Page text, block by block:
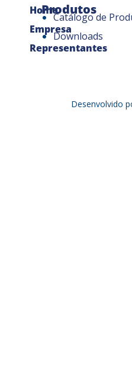
Home
Empresa
Representantes
Produtos
Catálogo de
Downloads
Desenvolvido